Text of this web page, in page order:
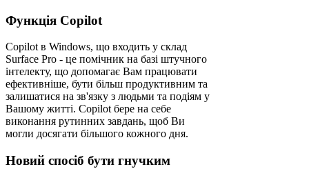
Функція Copilot
Copilot в Windows, що входить у склад
Surface Pro - це помічник на базі штучного
інтелекту, що допомагає Вам працювати
ефективніше, бути більш продуктивним та
залишатися на зв'язку з людьми та подіям у
Вашому житті. Copilot бере на себе
виконання рутинних завдань, щоб Ви
могли досягати більшого кожного дня.
Новий спосіб бути гнучким